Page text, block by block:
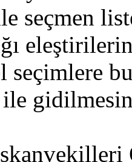
seçmen
seçimlere
ile